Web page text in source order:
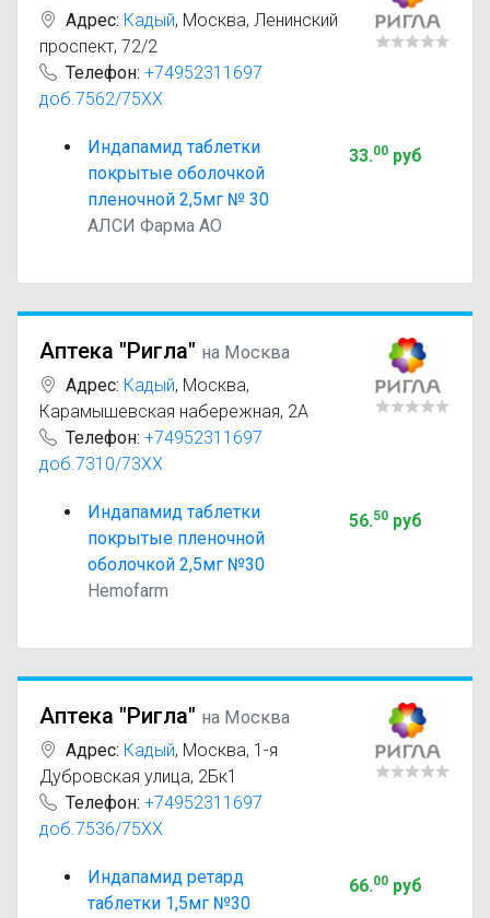
Адрес: Кадый, Москва, Ленинский
проспект, 72/2
Телефон: +74952311697
доб.7562/75XX
Индапамид таблетки
покрытые оболочкой
пленочной 2,5мг № 30
АЛСИ Фарма АО
33.00руб
Аптека "Ригла" на Москва
Адрес: Кадый, Москва,
Карамышевская набережная, 2А
Телефон: +74952311697
доб.7310/73XX
Индапамид таблетки
покрытые пленочной
оболочкой 2,5мг №30
Hemofarm
56.50руб
Аптека "Ригла" на Москва
Адрес: Кадый, Москва, 1-я
Дубровская улица, 2Бк1
Телефон: +74952311697
доб.7536/75XX
Индапамид ретард
таблетки 1,5мг №30
66.00руб